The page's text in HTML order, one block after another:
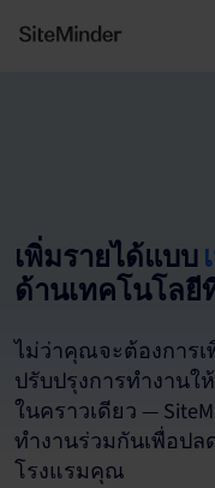
เพิ่มรายได้แบบ
ด้านเทคโนโลยี
ไม่ว่าคุณจะต้องการเ
ปรับปรุงการทำงาน
ในคราวเดียว —
ทำงานร่วมกันเพื่อป
โรงแรมคุณ